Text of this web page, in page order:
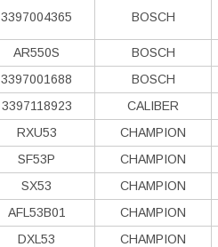
3397004365 BOSCH
AR550S BOSCH
3397001688 BOSCH
3397118923 CALIBER
RXU53 CHAMPION
SF53P CHAMPION
SX53 CHAMPION
AFL53B01 CHAMPION
DXL53 CHAMPION